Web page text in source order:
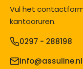
Vul het
kantooruren.
0297 - 288198
info@assuline.nl